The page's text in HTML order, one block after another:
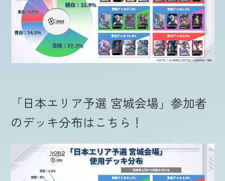
「日本エリア予選 宮城会場」参加者
のデッキ分布はこちら！